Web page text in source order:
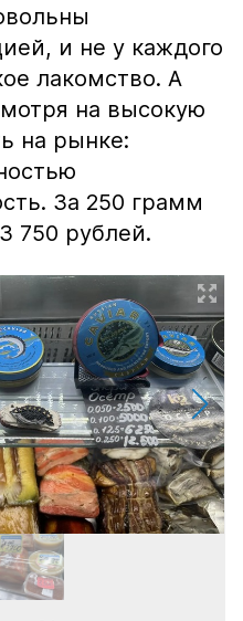
и не у каждого
лакомство. А
на высокую
на рынке:
За 250 грамм
750 рублей.